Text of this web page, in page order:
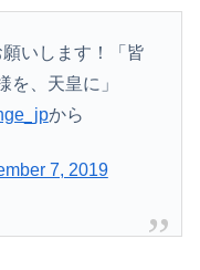
いします！「皆
を、天皇に」
から
7, 2019